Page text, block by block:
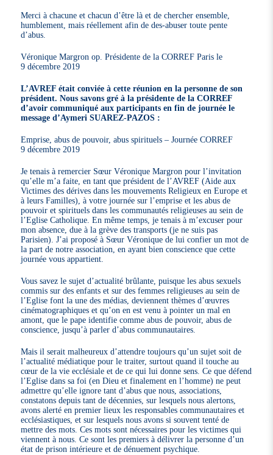
Merci à chacune et chacun d’être là et de chercher ensemble,
humblement, mais réellement afin de des-abuser toute pente
d’abus.
Véronique Margron op. Présidente de la CORREF Paris le
9 décembre 2019
L’AVREF était conviée à cette réunion en la personne de son
président. Nous savons gré à la présidente de la CORREF
d’avoir communiqué aux participants en fin de journée le
message d’Aymeri SUAREZ-PAZOS :
Emprise, abus de pouvoir, abus spirituels – Journée CORREF
9 décembre 2019
Je tenais à remercier Sœur Véronique Margron pour l’invitation
qu’elle m’a faite, en tant que président de l’AVREF (Aide aux
Victimes des dérives dans les mouvements Religieux en Europe et
à leurs Familles), à votre journée sur l’emprise et les abus de
pouvoir et spirituels dans les communautés religieuses au sein de
l’Eglise Catholique. En même temps, je tenais à m’excuser pour
mon absence, due à la grève des transports (je ne suis pas
Parisien). J’ai proposé à Sœur Véronique de lui confier un mot de
la part de notre association, en ayant bien conscience que cette
journée vous appartient.
Vous savez le sujet d’actualité brûlante, puisque les abus sexuels
commis sur des enfants et sur des femmes religieuses au sein de
l’Eglise font la une des médias, deviennent thèmes d’œuvres
cinématographiques et qu’on en est venu à pointer un mal en
amont, que le pape identifie comme abus de pouvoir, abus de
conscience, jusqu’à parler d’abus communautaires.
Mais il serait malheureux d’attendre toujours qu’un sujet soit de
l’actualité médiatique pour le traiter, surtout quand il touche au
cœur de la vie ecclésiale et de ce qui lui donne sens. Ce que défend
l’Eglise dans sa foi (en Dieu et finalement en l’homme) ne peut
admettre qu’elle ignore tant d’abus que nous, associations,
constatons depuis tant de décennies, sur lesquels nous alertons,
avons alerté en premier lieux les responsables communautaires et
ecclésiastiques, et sur lesquels nous avons si souvent tenté de
mettre des mots. Ces mots sont nécessaires pour les victimes qui
viennent à nous. Ce sont les premiers à délivrer la personne d’un
état de prison intérieure et de dénuement psychique.